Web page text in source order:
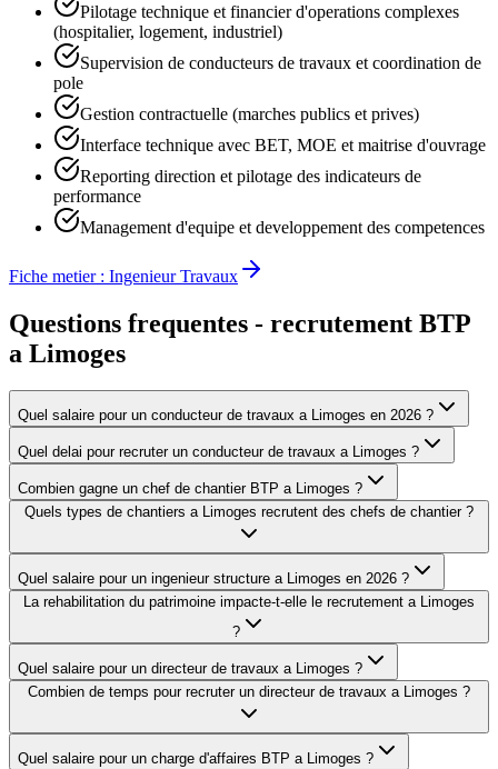
Pilotage technique et financier d'operations complexes
(hospitalier, logement, industriel)
Supervision de conducteurs de travaux et coordination de
pole
Gestion contractuelle (marches publics et prives)
Interface technique avec BET, MOE et maitrise d'ouvrage
Reporting direction et pilotage des indicateurs de
performance
Management d'equipe et developpement des competences
Fiche metier : Ingenieur Travaux
Questions frequentes - recrutement BTP
a Limoges
Quel salaire pour un conducteur de travaux a Limoges en 2026 ?
Quel delai pour recruter un conducteur de travaux a Limoges ?
Combien gagne un chef de chantier BTP a Limoges ?
Quels types de chantiers a Limoges recrutent des chefs de chantier ?
Quel salaire pour un ingenieur structure a Limoges en 2026 ?
La rehabilitation du patrimoine impacte-t-elle le recrutement a Limoges
?
Quel salaire pour un directeur de travaux a Limoges ?
Combien de temps pour recruter un directeur de travaux a Limoges ?
Quel salaire pour un charge d'affaires BTP a Limoges ?